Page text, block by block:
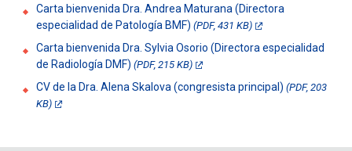
Carta bienvenida Dra. Andrea Maturana (Directora
especialidad de Patología BMF) (PDF, 431 KB)
Carta bienvenida Dra. Sylvia Osorio (Directora especialidad
de Radiología DMF) (PDF, 215 KB)
CV de la Dra. Alena Skalova (congresista principal) (PDF, 203
KB)